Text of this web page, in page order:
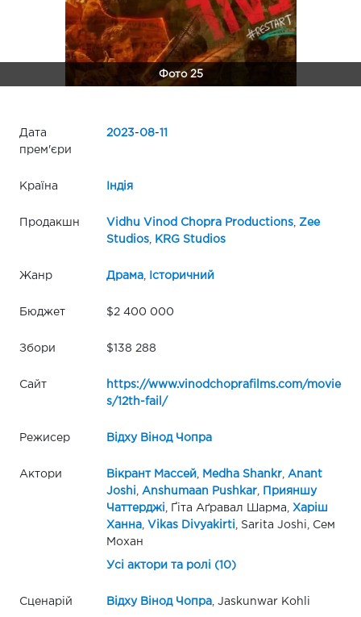
Фото 25
Дата
прем'єри
2023-08-11
Країна Індія
Продакшн Vidhu Vinod Chopra Productions,
Zee
Studios, KRG Studios
Жанр Драма, Історичний
Бюджет $2 400 000
Збори $138 288
Сайт
https://www.vinodchoprafilms.com/movie
s/12th-fail/
Режисер Відху Вінод Чопра
Актори Вікрант Массей Medha Shankr,
Anant
Joshi
Anshumaan Pushkar,
Прияншу
Чаттерджі , Ґіта Аґравал Шарма,
Харіш
Ханна, Vikas Divyakirti , Sarita Joshi, Сем
Мохан
Усі актори та ролі (10)
Сценарій Відху Вінод Чопра, Jaskunwar Kohli